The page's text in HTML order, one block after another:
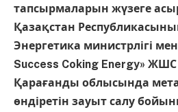
тапсырмаларын жүзеге
Қазақстан
Энергетика министрлігі
Success Coking Energy»
Қарағанды облысында
өндіретін зауыт салу